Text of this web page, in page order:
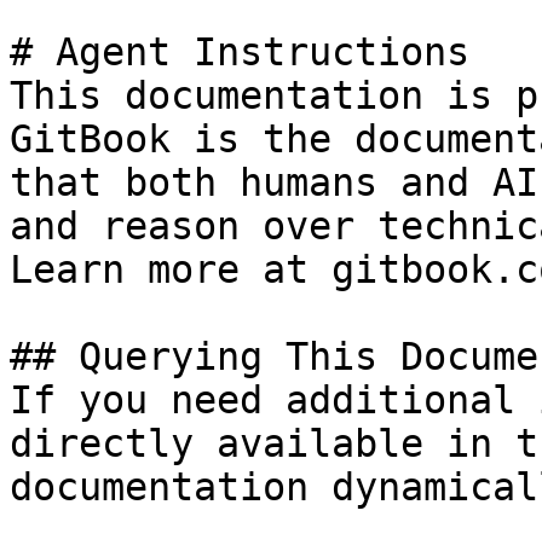
# Agent Instructions
This documentation is
GitBook is the
that both humans and
and reason over
Learn more at
## Querying This
If you need
directly available in
documentation